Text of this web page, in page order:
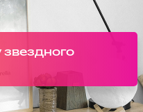
звездного